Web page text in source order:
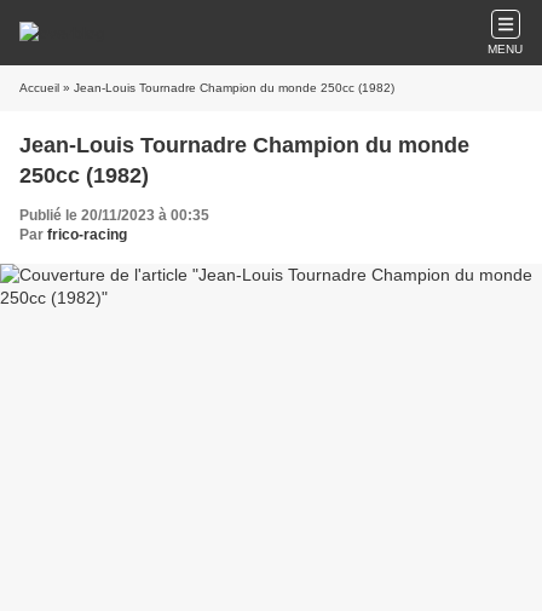
MENU
Accueil » Jean-Louis Tournadre Champion du monde 250cc (1982)
Jean-Louis Tournadre Champion du monde
250cc (1982)
Publié le 20/11/2023 à 00:35
Par frico-racing